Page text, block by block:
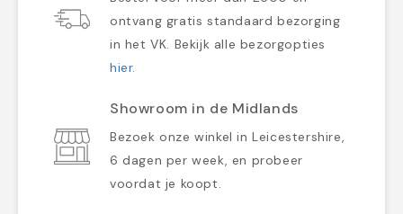
ontvang gratis standaard bezorging
in het VK. Bekijk alle bezorgopties
hier.
Showroom in de Midlands
Bezoek onze winkel in Leicestershire,
6 dagen per week, en probeer
voordat je koopt.